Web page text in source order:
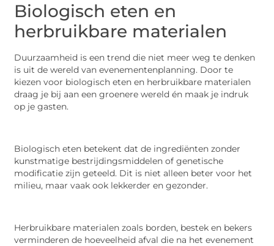
Biologisch eten en
herbruikbare materialen
Duurzaamheid is een trend die niet meer weg te denken
is uit de wereld van evenementenplanning. Door te
kiezen voor biologisch eten en herbruikbare materialen
draag je bij aan een groenere wereld én maak je indruk
op je gasten.
Biologisch eten betekent dat de ingrediënten zonder
kunstmatige bestrijdingsmiddelen of genetische
modificatie zijn geteeld. Dit is niet alleen beter voor het
milieu, maar vaak ook lekkerder en gezonder.
Herbruikbare materialen zoals borden, bestek en bekers
verminderen de hoeveelheid afval die na het evenement